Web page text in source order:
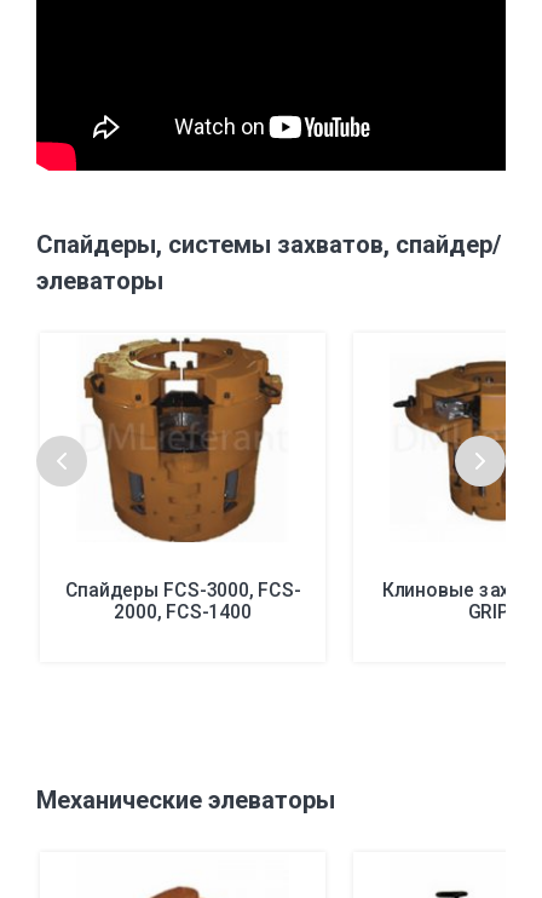
Спайдеры, системы захватов, спайдер/
элеваторы
Спайдеры FCS-3000, FCS-
2000, FCS-1400
Клиновые
GRIP 5
Механические элеваторы